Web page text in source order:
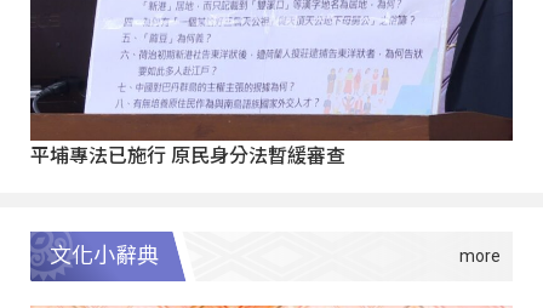
平埔專法已施行 原民身分法暫緩審查
文化小辭典